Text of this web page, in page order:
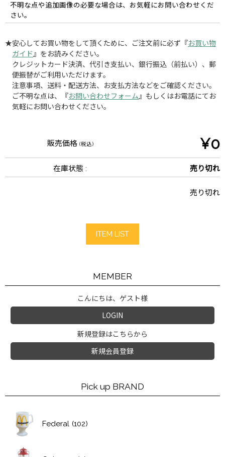
不明な点や追加画像の必要な場合は、お気軽にお問い合わせくだ
さい。
★安心してお買い物をして頂くために、ご注文前に必ず『お買い物
ガイド 』をお読みください。
クレジットカード決済、代引き支払い、銀行振込（前払い）、郵
便振替がご利用いただけます。
注意事項、送料・配送方法、お支払方法などをご確認ください。
ご不明な点は、『お問い合わせフォーム 』もしくはお電話にてお
気軽にお問い合わせください。
販売価格 (税込) ¥0
在庫状態 : 売り切れ
売り切れ
ITEM LIST
MEMBER
こんにちは、ゲスト様
LOGIN
新規登録はこちらから
新規会員登録
Pick up BRAND
Federal (102)